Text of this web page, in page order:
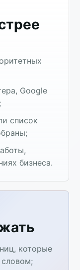
Google
список
бизнеса.
которые